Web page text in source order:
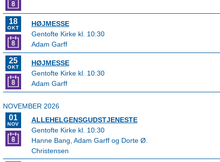
18
OKT
HØJMESSE
Gentofte Kirke kl. 10:30
Adam Garff
25
OKT
HØJMESSE
Gentofte Kirke kl. 10:30
Adam Garff
NOVEMBER 2026
01
NOV
ALLEHELGENSGUDSTJENESTE
Gentofte Kirke kl. 10:30
Hanne Bang, Adam Garff og Dorte Ø.
Christensen